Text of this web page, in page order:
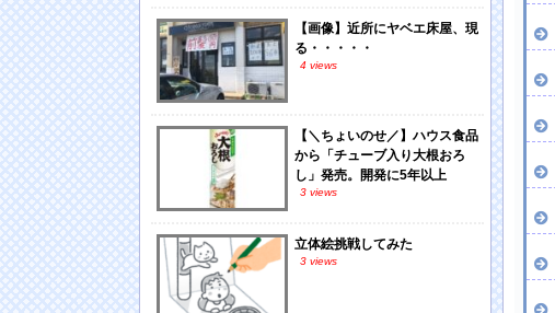
【画像】近所にヤベエ床屋、現
る・・・・・
4 views
【＼ちょいのせ／】ハウス食品
から「チューブ入り大根おろ
し」発売。開発に5年以上
3 views
立体絵挑戦してみた
3 views